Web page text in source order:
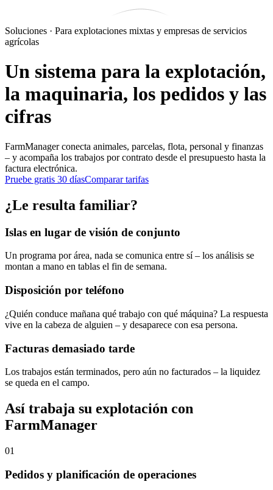
Soluciones · Para explotaciones mixtas y empresas de servicios
agrícolas
Un sistema para la explotación,
la maquinaria, los pedidos y las
cifras
FarmManager conecta animales, parcelas, flota, personal y finanzas
– y acompaña los trabajos por contrato desde el presupuesto hasta la
factura electrónica.
Pruebe gratis 30 díasComparar tarifas
¿Le resulta familiar?
Islas en lugar de visión de conjunto
Un programa por área, nada se comunica entre sí – los análisis se
montan a mano en tablas el fin de semana.
Disposición por teléfono
¿Quién conduce mañana qué trabajo con qué máquina? La respuesta
vive en la cabeza de alguien – y desaparece con esa persona.
Facturas demasiado tarde
Los trabajos están terminados, pero aún no facturados – la liquidez
se queda en el campo.
Así trabaja su explotación con
FarmManager
01
Pedidos y planificación de operaciones